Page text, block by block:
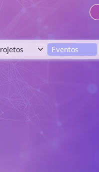
Eventos